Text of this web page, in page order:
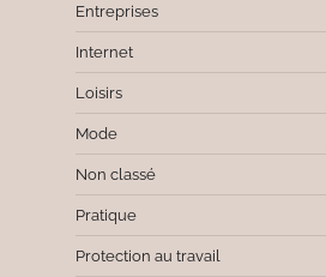
Entreprises
Internet
Loisirs
Mode
Non classé
Pratique
Protection au travail